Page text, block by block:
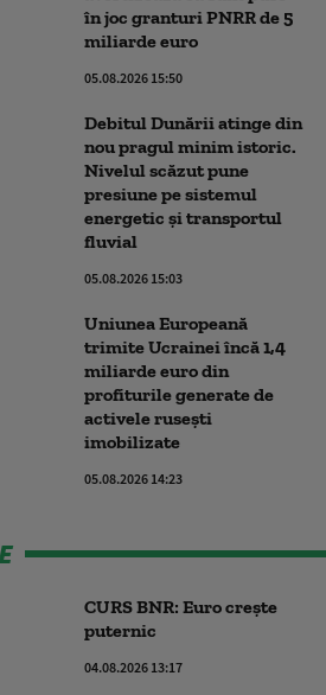
în joc granturi PNRR de 5
miliarde euro
05.08.2026 15:50
Debitul Dunării atinge din
nou pragul minim istoric.
Nivelul scăzut pune
presiune pe sistemul
energetic și transportul
fluvial
05.08.2026 15:03
Uniunea Europeană
trimite Ucrainei încă 1,4
miliarde euro din
profiturile generate de
activele rusești
imobilizate
05.08.2026 14:23
CURS BNR: Euro crește
puternic
04.08.2026 13:17